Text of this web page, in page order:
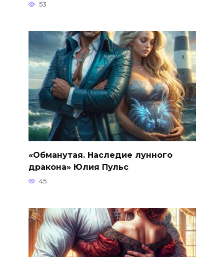
53
«Обманутая. Наследие лунного
дракона» Юлия Пульс
45